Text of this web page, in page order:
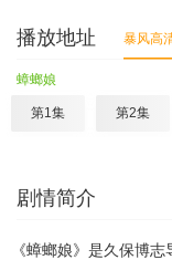
播放地址 暴风高
蟑螂娘
第1集 第2集
剧情简介
《蟑螂娘》是久保博